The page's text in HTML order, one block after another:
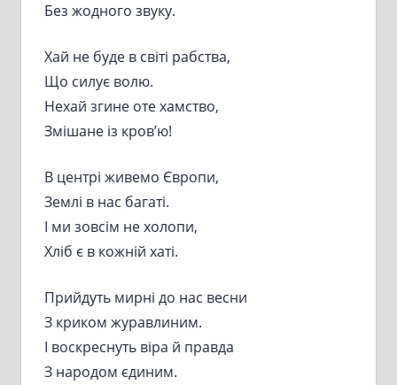
Без жодного звуку.
Хай не буде в світі рабства,
Що силує волю.
Нехай згине оте хамство,
Змішане із кров’ю!
В центрі живемо Європи,
Землі в нас багаті.
І ми зовсім не холопи,
Хліб є в кожній хаті.
Прийдуть мирні до нас весни
З криком журавлиним.
І воскреснуть віра й правда
З народом єдиним.